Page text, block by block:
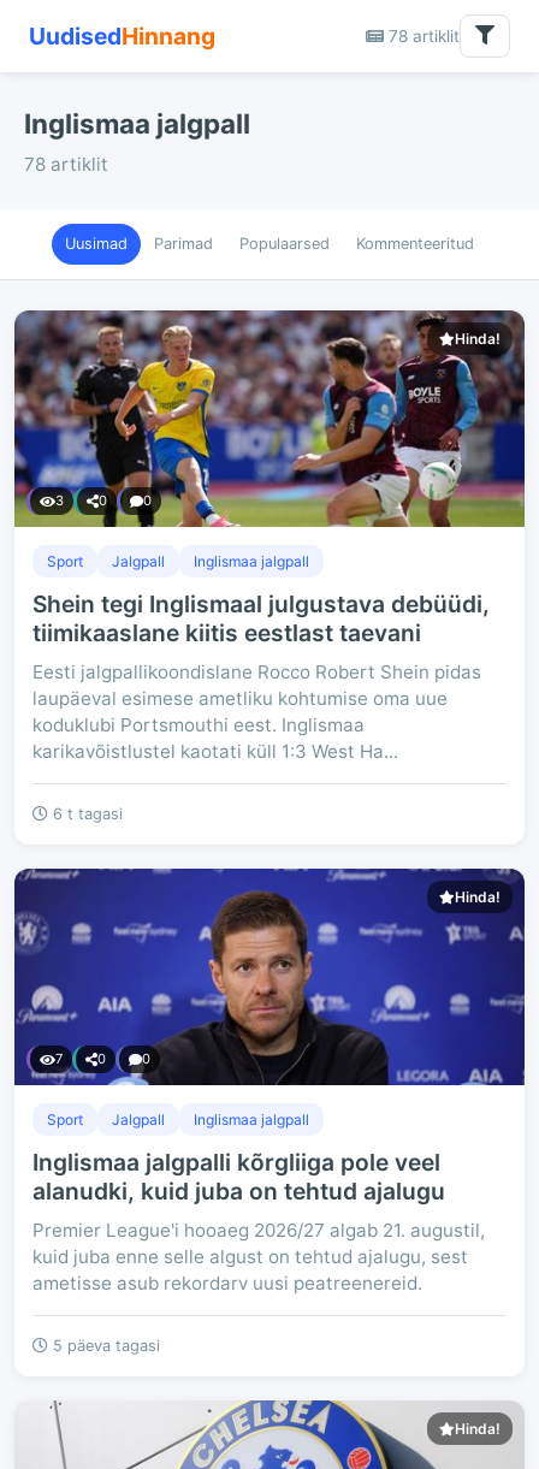
UudisedHinnang 78 artiklit
Inglismaa jalgpall
78 artiklit
Uusimad Parimad Populaarsed Kommenteeritud
Hinda!
3 0 0
Sport Jalgpall Inglismaa jalgpall
Shein tegi Inglismaal julgustava debüüdi,
tiimikaaslane kiitis eestlast taevani
Eesti jalgpallikoondislane Rocco Robert Shein pidas
laupäeval esimese ametliku kohtumise oma uue
koduklubi Portsmouthi eest. Inglismaa
karikavõistlustel kaotati küll 1:3 West Ha...
6 t tagasi
Hinda!
7 0 0
Sport Jalgpall Inglismaa jalgpall
Inglismaa jalgpalli kõrgliiga pole veel
alanudki, kuid juba on tehtud ajalugu
Premier League'i hooaeg 2026/27 algab 21. augustil,
kuid juba enne selle algust on tehtud ajalugu, sest
ametisse asub rekordarv uusi peatreenereid.
5 päeva tagasi
Hinda!